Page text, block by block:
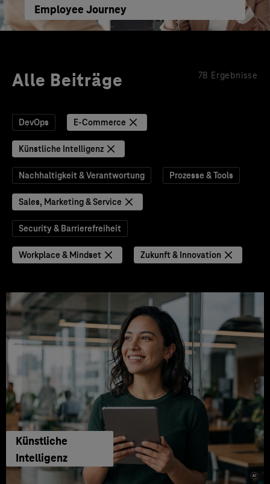
Employee Journey
Alle Beiträge 78 Ergebnisse
DevOps E-Commerce
Künstliche Intelligenz
Nachhaltigkeit & Verantwortung Prozesse & Tools
Sales, Marketing & Service
Security & Barrierefreiheit
Workplace & Mindset Zukunft & Innovation
Künstliche
Intelligenz